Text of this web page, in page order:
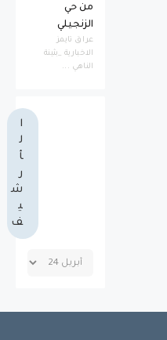
من حي
الزنجيلي
عراق تايمز
الاخبارية _بثينة
الناهي ...
ا
ل
أ
ر
ش
ي
ف